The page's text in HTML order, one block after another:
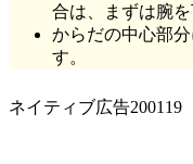
合は、まずは腕
からだの中心部
す。
ネイティブ広告200119